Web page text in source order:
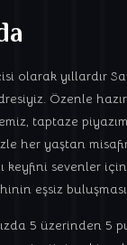
olarak yıllardır
Özenle
taptaze
her yaştan
keyfini sevenler
eşsiz
5 üzerinden 5